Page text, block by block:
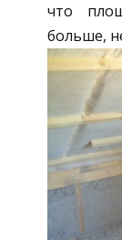
что
больше,